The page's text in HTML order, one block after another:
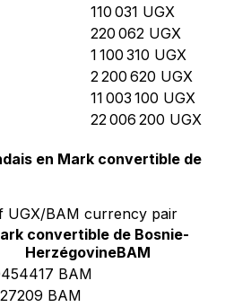
110 031 UGX
220 062 UGX
1 100 310 UGX
2 200 620 UGX
11 003 100 UGX
22 006 200 UGX
en Mark convertible de
UGX/BAM currency pair
convertible de Bosnie-
HerzégovineBAM
BAM
BAM